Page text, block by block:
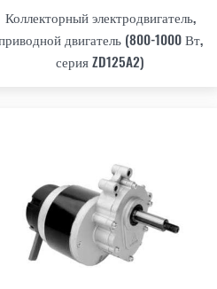
Коллекторный электродвигатель,
двигатель (800-1000 Вт,
серия ZD125A2)